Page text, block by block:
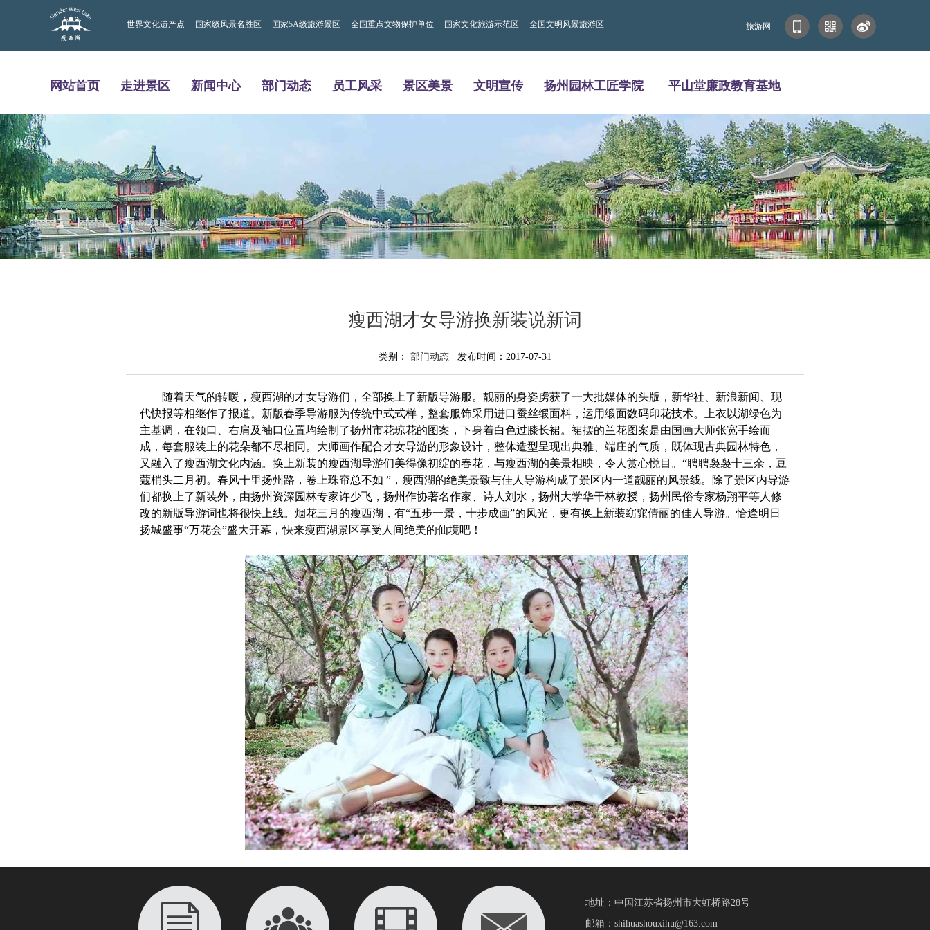
世界文化遗产点 国家级风景名胜区 国家5A级旅游景区 全国重点文物保护单位 国家文化旅游示范区 全国文明风景旅游区 旅游网
网站首页 走进景区 新闻中心 部门动态 员工风采 景区美景 文明宣传 扬州园林工匠学院 平山堂廉政教育基地
瘦西湖才女导游换新装说新词
类别： 部门动态 发布时间：2017-07-31
随着天气的转暖，瘦西湖的才女导游们，全部换上了新版导游服。靓丽的身姿虏获了一大批媒体的头版，新华社、新浪新闻、现
代快报等相继作了报道。新版春季导游服为传统中式式样，整套服饰采用进口蚕丝缎面料，运用缎面数码印花技术。上衣以湖绿色为
主基调，在领口、右肩及袖口位置均绘制了扬州市花琼花的图案，下身着白色过膝长裙。裙摆的兰花图案是由国画大师张宽手绘而
成，每套服装上的花朵都不尽相同。大师画作配合才女导游的形象设计，整体造型呈现出典雅、端庄的气质，既体现古典园林特色，
又融入了瘦西湖文化内涵。换上新装的瘦西湖导游们美得像初绽的春花，与瘦西湖的美景相映，令人赏心悦目。“聘聘袅袅十三余，豆
蔻梢头二月初。春风十里扬州路，卷上珠帘总不如 ”，瘦西湖的绝美景致与佳人导游构成了景区内一道靓丽的风景线。除了景区内导游
们都换上了新装外，由扬州资深园林专家许少飞，扬州作协著名作家、诗人刘水，扬州大学华干林教授，扬州民俗专家杨翔平等人修
改的新版导游词也将很快上线。烟花三月的瘦西湖，有“五步一景，十步成画”的风光，更有换上新装窈窕倩丽的佳人导游。恰逢明日
扬城盛事“万花会”盛大开幕，快来瘦西湖景区享受人间绝美的仙境吧！
地址：中国江苏省扬州市大虹桥路28号
邮箱：shihuashouxihu@163.com